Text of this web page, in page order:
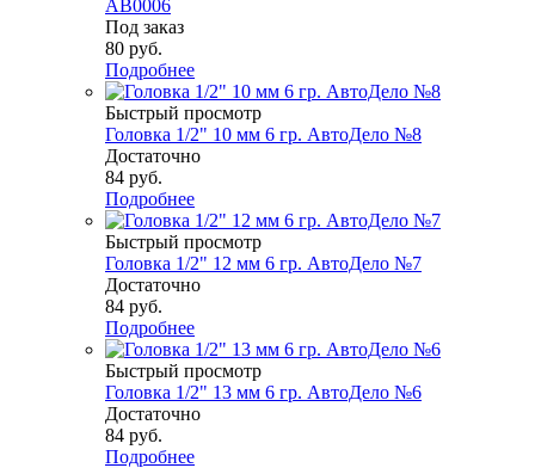
AB0006
Под заказ
80 руб.
Подробнее
Быстрый просмотр
Головка 1/2" 10 мм 6 гр. АвтоДело №8
Достаточно
84 руб.
Подробнее
Быстрый просмотр
Головка 1/2" 12 мм 6 гр. АвтоДело №7
Достаточно
84 руб.
Подробнее
Быстрый просмотр
Головка 1/2" 13 мм 6 гр. АвтоДело №6
Достаточно
84 руб.
Подробнее